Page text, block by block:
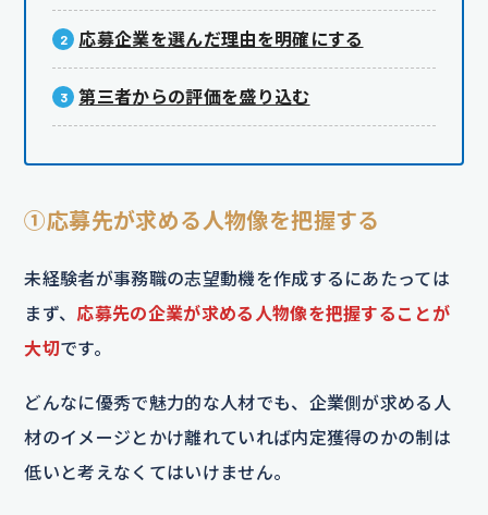
応募企業を選んだ理由を明確にする
第三者からの評価を盛り込む
①応募先が求める人物像を把握する
未経験者が事務職の志望動機を作成するにあたっては
まず、 応募先の企業が求める人物像を把握することが
大切です。
どんなに優秀で魅力的な人材でも、企業側が求める人
材のイメージとかけ離れていれば内定獲得のかの制は
低いと考えなくてはいけません。